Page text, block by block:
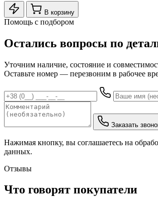
В корзину
Помощь с подбором
Остались вопросы по
Уточним наличие, состояние и
Оставьте номер — перезвоним в рабочее
Заказать
Нажимая кнопку, вы соглашаетесь на
данных.
Отзывы
Что говорят покупатели